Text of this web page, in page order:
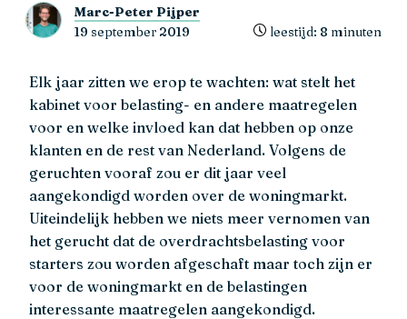
Marc-Peter Pijper
19 september 2019
leestijd: 8 minuten
Elk jaar zitten we erop te wachten: wat stelt het
kabinet voor belasting- en andere maatregelen
voor en welke invloed kan dat hebben op onze
klanten en de rest van Nederland. Volgens de
geruchten vooraf zou er dit jaar veel
aangekondigd worden over de woningmarkt.
Uiteindelijk hebben we niets meer vernomen van
het gerucht dat de overdrachtsbelasting voor
starters zou worden afgeschaft maar toch zijn er
voor de woningmarkt en de belastingen
interessante maatregelen aangekondigd.